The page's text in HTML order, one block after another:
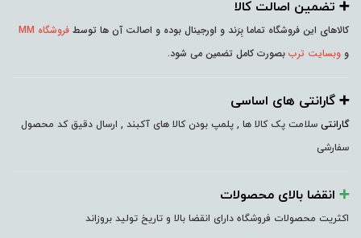
➕️ تضمین اصالت کالا
کالاهای این فروشگاه تماما بِرَند و اورجینال بوده و اصالت آن ها توسط فروشگاه MM
و وبسایت ترب بصورت کامل تضمین می شود.
➕️ گارانتی های اساسی
گارانتی سلامت پک کالا ها , پلمپ بودن کالا های آکبند , ارسال دقیق کد محصول
سفارشی
➕️ انقضا بالای محصولات
اکثریت محصولات فروشگاه دارای انقضا بالا و تاریخ تولید بروزاند